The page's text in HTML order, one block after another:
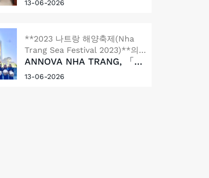
13-06-2026
주민 지원에 동참
13-06-2026
ANNOVA NHA TRANG, 「아
오자이 - 베트남 문화유산」
퍼레이드 참가
**2023 나트랑 해양축제(Nha
Trang Sea Festival 2023)**의
일환으로 Annova Nha Trang은
「아오자이 - 베트남 문화유산」